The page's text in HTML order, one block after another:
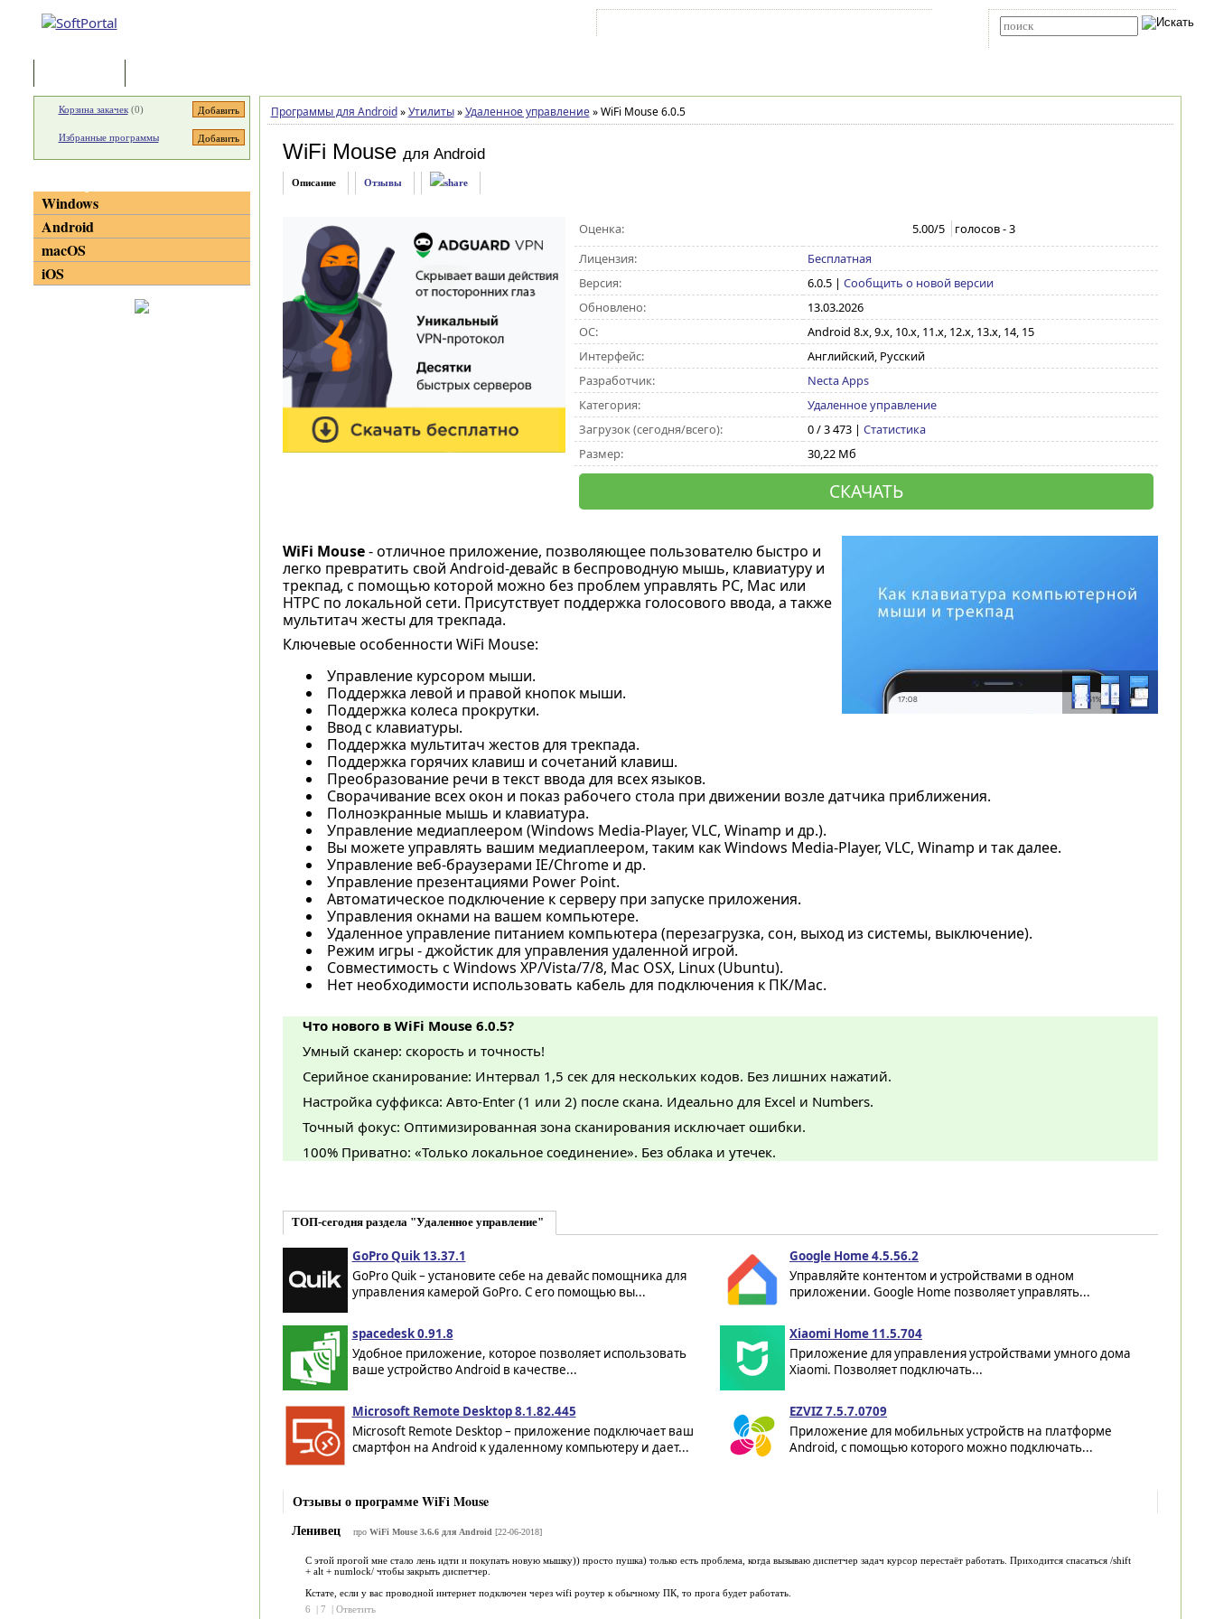
Программы для Android » Утилиты » Удаленное управление »WiFi Mouse 6.0.5
WiFi Mouse для Android
Описание Отзывы
Оценка: 5.00/5 голосов -3
Лицензия:
Бесплатная
Версия:
6.0.5| Сообщить о новой версии
Обновлено:
13.03.2026
ОС:
Android 8.x, 9.x, 10.x, 11.x, 12.x, 13.x, 14, 15
Интерфейс:
Английский, Русский
Разработчик:
Necta Apps
Категория:
Удаленное управление
Загрузок (сегодня/всего):
0 / 3 473 | Статистика
Размер:
30,22 Мб
СКАЧАТЬ
WiFi Mouse- отличное приложение, позволяющее пользователю быстро и
легко превратить свой Android-девайс в беспроводную мышь, клавиатуру и
трекпад, с помощью которой можно без проблем управлять PC, Mac или
HTPC по локальной сети. Присутствует поддержка голосового ввода, а также
мультитач жесты для трекпада.
Ключевые особенности WiFi Mouse:
Управление курсором мыши.
Поддержка левой и правой кнопок мыши.
Поддержка колеса прокрутки.
Ввод с клавиатуры.
Поддержка мультитач жестов для трекпада.
Поддержка горячих клавиш и сочетаний клавиш.
Преобразование речи в текст ввода для всех языков.
Сворачивание всех окон и показ рабочего стола при движении возле датчика приближения.
Полноэкранные мышь и клавиатура.
Управление медиаплеером (Windows Media-Player, VLC, Winamp и др.).
Вы можете управлять вашим медиаплеером, таким как Windows Media-Player, VLC, Winamp и так далее.
Управление веб-браузерами IE/Chrome и др.
Управление презентациями Power Point.
Автоматическое подключение к серверу при запуске приложения.
Управления окнами на вашем компьютере.
Удаленное управление питанием компьютера (перезагрузка, сон, выход из системы, выключение).
Режим игры - джойстик для управления удаленной игрой.
Совместимость с Windows XP/Vista/7/8, Mac OSX, Linux (Ubuntu).
Нет необходимости использовать кабель для подключения к ПК/Mac.
Что нового в WiFi Mouse 6.0.5?
Умный сканер: скорость и точность!
Серийное сканирование: Интервал 1,5 сек для нескольких кодов. Без лишних нажатий.
Настройка суффикса: Авто-Enter (1 или 2) после скана. Идеально для Excel и Numbers.
Точный фокус: Оптимизированная зона сканирования исключает ошибки.
100% Приватно: «Только локальное соединение». Без облака и утечек.
ТОП-сегодня раздела "Удаленное управление"
GoPro Quik 13.37.1
GoPro Quik – установите себе на девайс помощника для
управления камерой GoPro. С его помощью вы...
Google Home 4.5.56.2
Управляйте контентом и устройствами в одном
приложении. Google Home позволяет управлять...
spacedesk 0.91.8
Удобное приложение, которое позволяет использовать
ваше устройство Android в качестве...
Xiaomi Home 11.5.704
Приложение для управления устройствами умного дома
Xiaomi. Позволяет подключать...
Microsoft Remote Desktop 8.1.82.445
Microsoft Remote Desktop – приложение подключает ваш
смартфон на Android к удаленному компьютеру и дает...
EZVIZ 7.5.7.0709
Приложение для мобильных устройств на платформе
Android, с помощью которого можно подключать...
Отзывы о программе WiFi Mouse
Ленивец
про WiFi Mouse 3.6.6 для Android [22-06-2018]
С этой прогой мне стало лень идти и покупать новую мышку)) просто пушка) только есть проблема, когда вызываю диспетчер задач курсор перестаёт работать. Приходится спасаться /shift
+ alt + numlock/ чтобы закрыть диспетчер.
Кстате, если у вас проводной интернет подключен через wifi роутер к обычному ПК, то прога будет работать.
6
| 7 | Ответить
Корзина закачек(0)
Избранные программы
Windows
Android
macOS
iOS